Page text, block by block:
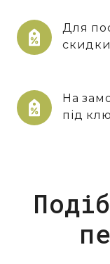
Для
скидки
На
під